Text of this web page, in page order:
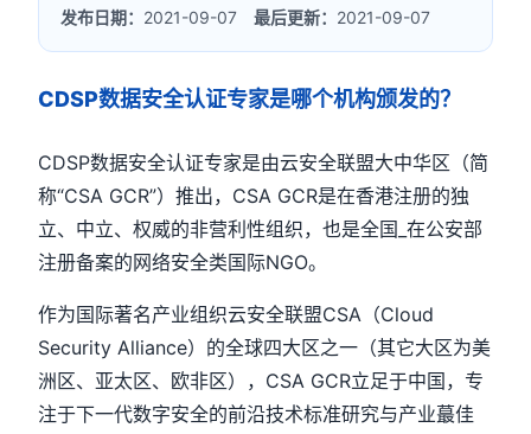
发布日期： 2021-09-07最后更新： 2021-09-07
CDSP数据安全认证专家是哪个机构颁发的？
CDSP数据安全认证专家是由云安全联盟大中华区（简
称“CSA GCR”）推出，CSA GCR是在香港注册的独
立、中立、权威的非营利性组织，也是全国_在公安部
注册备案的网络安全类国际NGO。
作为国际著名产业组织云安全联盟CSA（Cloud
Security Alliance）的全球四大区之一（其它大区为美
洲区、亚太区、欧非区），CSA GCR立足于中国，专
注于下一代数字安全的前沿技术标准研究与产业蕞佳